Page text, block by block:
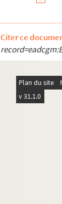
Citer ce
Plan du site
v 31.1.0